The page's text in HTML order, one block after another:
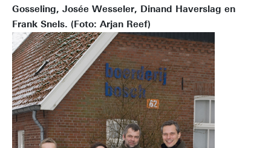
Gosseling, Josée Wesseler, Dinand Haverslag en
Frank Snels. (Foto: Arjan Reef)